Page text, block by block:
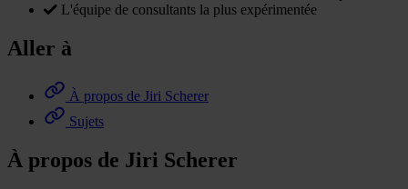
L'équipe de consultants la plus expérimentée
Aller à
À propos de Jiri Scherer
Sujets
À propos de Jiri Scherer